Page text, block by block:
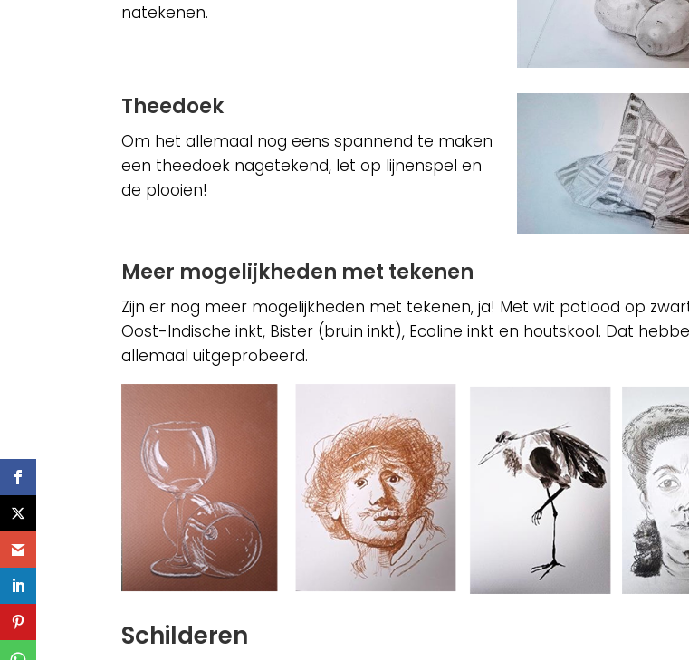
natekenen.
Theedoek
Om het allemaal nog eens spannend te maken
een theedoek nagetekend, let op lijnenspel en
de plooien!
Meer mogelijkheden met tekenen
Zijn er nog meer mogelijkheden met tekenen, ja! Met wit potlood op
Oost-Indische inkt, Bister (bruin inkt), Ecoline inkt en houtskool. Dat
allemaal uitgeprobeerd.
Schilderen